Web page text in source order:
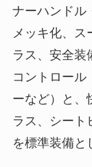
ナーハンドル
メッキ化、
ラス、安全装
コントロール
ーなど）と、
ラス、シート
を標準装備と